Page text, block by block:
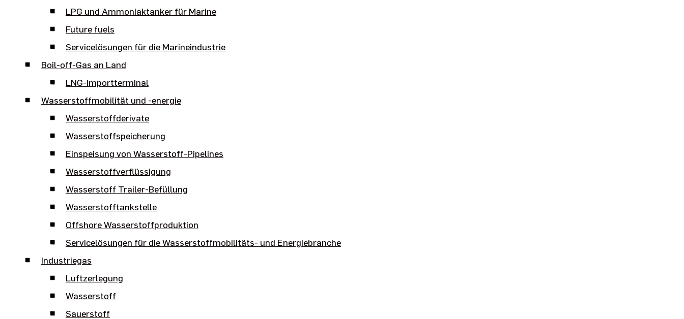
LPG und Ammoniaktanker für Marine
Future fuels
Servicelösungen für die Marineindustrie
Boil-off-Gas an Land
LNG-Importterminal
Wasserstoffmobilität und -energie
Wasserstoffderivate
Wasserstoffspeicherung
Einspeisung von Wasserstoff-Pipelines
Wasserstoffverflüssigung
Wasserstoff Trailer-Befüllung
Wasserstofftankstelle
Offshore Wasserstoffproduktion
Servicelösungen für die Wasserstoffmobilitäts- und Energiebranche
Industriegas
Luftzerlegung
Wasserstoff
Sauerstoff